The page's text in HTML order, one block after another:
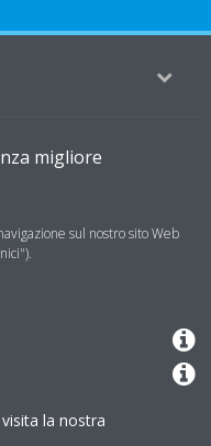
delle vulnerabilità del
migliore
sul nostro sito Web
la nostra